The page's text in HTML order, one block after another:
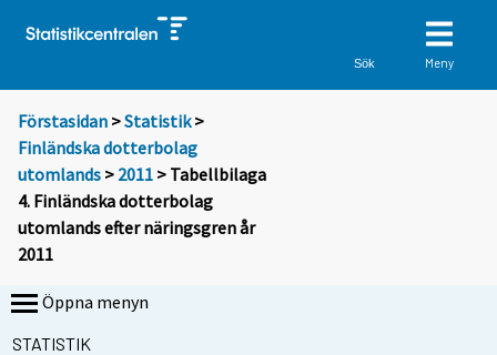
Sök Meny
Förstasidan >Statistik >
Finländska dotterbolag
utomlands > 2011 > Tabellbilaga
4. Finländska dotterbolag
utomlands efter näringsgren år
2011
Öppna menyn
STATISTIK